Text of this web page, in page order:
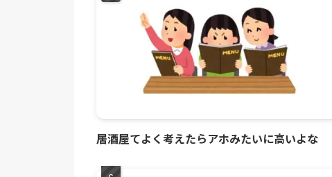
居酒屋てよく考えたらアホみたいに高いよな